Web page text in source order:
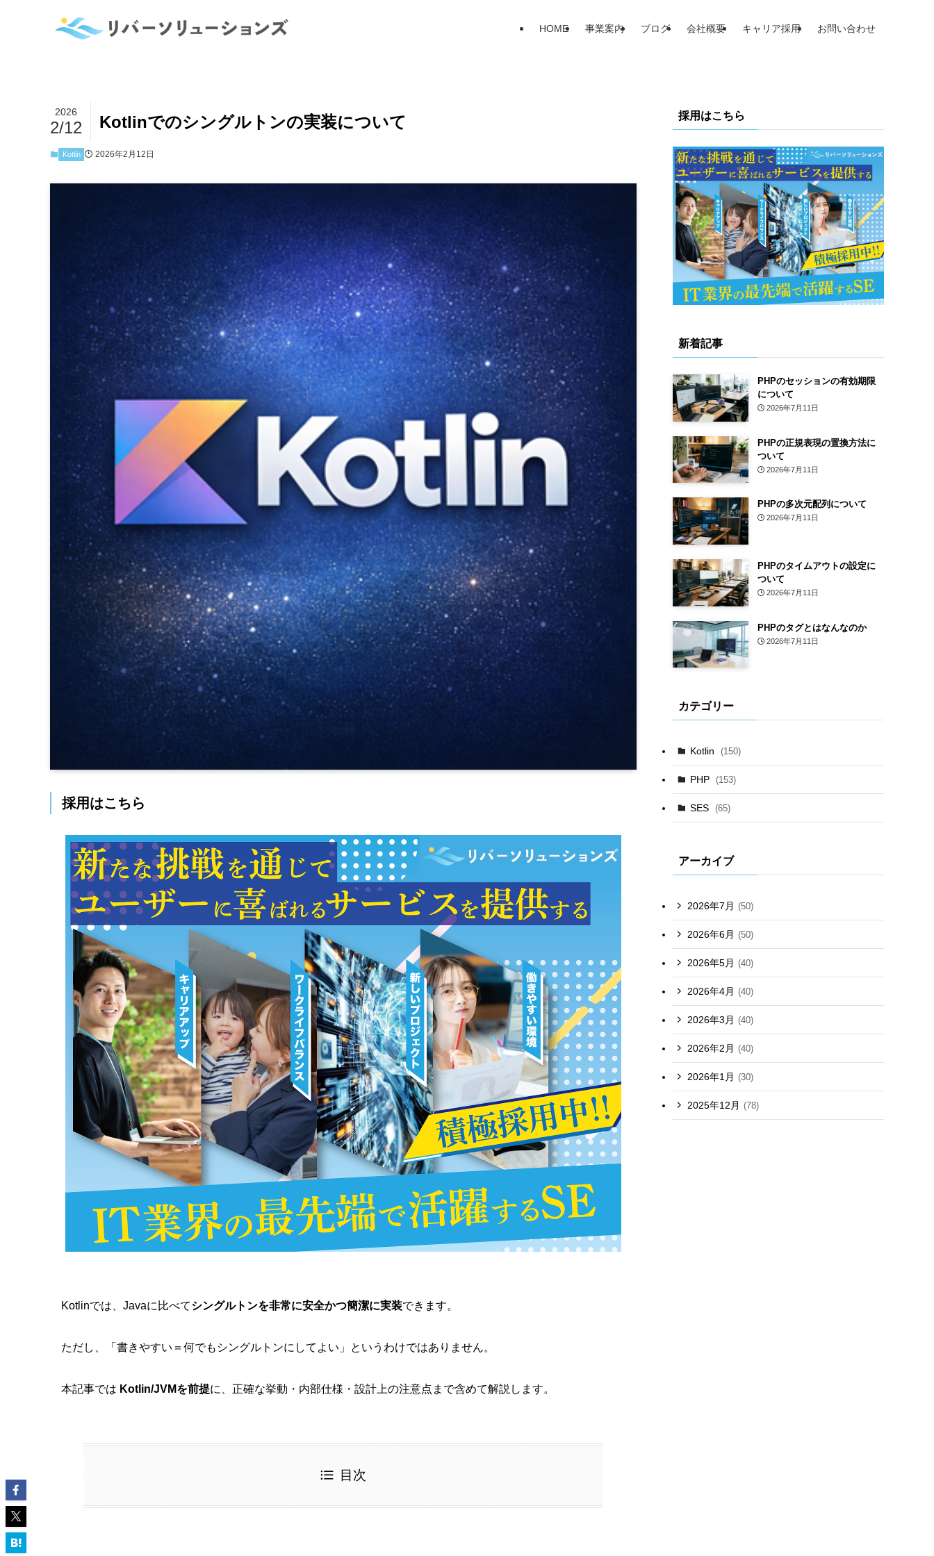
HOME 事業案内 ブログ 会社概要 キャリア採用 お問い合わせ
Kotlinでのシングルトンの実装について
2026
2/12
Kotlin 2026年2月12日
採用はこちら
Kotlinでは、Javaに比べてシングルトンを非常に安全かつ簡潔に実装できます。
ただし、「書きやすい＝何でもシングルトンにしてよい」というわけではありません。
本記事では Kotlin/JVMを前提に、正確な挙動・内部仕様・設計上の注意点まで含めて解説します。
目次
採用はこちら
新着記事
PHPのセッションの有効期限
について
2026年7月11日
PHPの正規表現の置換方法に
ついて
2026年7月11日
PHPの多次元配列について
2026年7月11日
PHPのタイムアウトの設定に
ついて
2026年7月11日
PHPのタグとはなんなのか
2026年7月11日
カテゴリー
Kotlin (150)
PHP (153)
SES (65)
アーカイブ
2026年7月 (50)
2026年6月 (50)
2026年5月 (40)
2026年4月 (40)
2026年3月 (40)
2026年2月 (40)
2026年1月 (30)
2025年12月 (78)